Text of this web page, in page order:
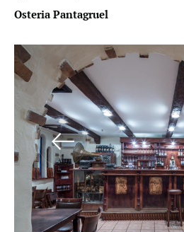
Osteria Pantagruel